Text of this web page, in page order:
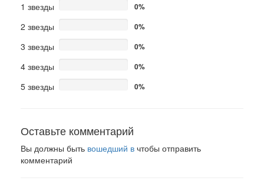
1 звезды
0%
2 звезды 0%
3 звезды 0%
4 звезды 0%
5 звезды 0%
Оставьте комментарий
Вы должны быть вошедший в чтобы отправить
комментарий